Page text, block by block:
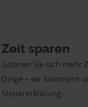
Zeit sparen
Gönnen Sie sich mehr
Dinge – wir kümmern
Steuererklärung.